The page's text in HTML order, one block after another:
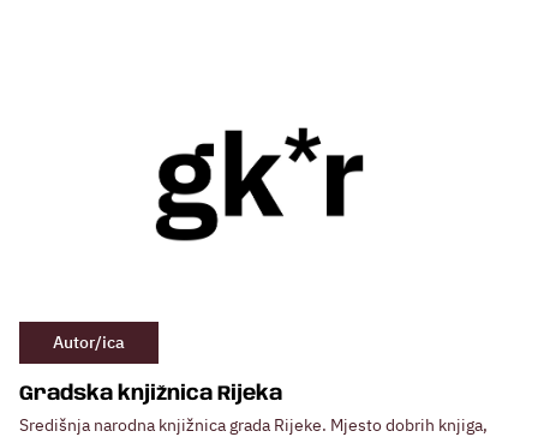
Autor/ica
Gradska knjižnica Rijeka
Središnja narodna knjižnica grada Rijeke. Mjesto dobrih knjiga,